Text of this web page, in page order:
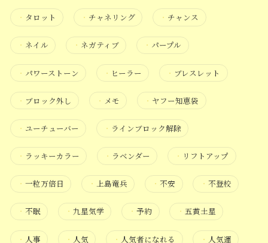
・ タロット ・ チャネリング ・ チャンス
・ ネイル ・ ネガティブ ・ パープル
・ パワーストーン ・ ヒーラー ・ ブレスレット
・ ブロック外し ・ メモ ・ ヤフー知恵袋
・ ユーチューバー ・ ラインブロック解除
・ ラッキーカラー ・ ラベンダー ・ リフトアップ
・ 一粒万倍日 ・上島竜兵 ・不安 ・ 不登校
・ 不眠 ・九星気学 ・予約 ・ 五黄土星
・ 人事 ・ 人気 ・ 人気者になれる ・ 人気運